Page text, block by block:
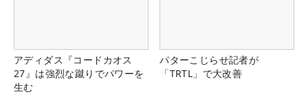
アディダス『コードカオス
27』は強烈な蹴りでパワーを
生む
パターこじらせ記者が
「TRTL」で大改善